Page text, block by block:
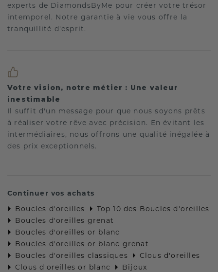
experts de DiamondsByMe pour créer votre trésor
intemporel. Notre garantie à vie vous offre la
tranquillité d'esprit.
Votre vision, notre métier : Une valeur
inestimable
Il suffit d'un message pour que nous soyons prêts
à réaliser votre rêve avec précision. En évitant les
intermédiaires, nous offrons une qualité inégalée à
des prix exceptionnels.
Continuer vos achats
Boucles d'oreilles
Top 10 des Boucles d'oreilles
Boucles d'oreilles grenat
Boucles d'oreilles or blanc
Boucles d'oreilles or blanc grenat
Boucles d'oreilles classiques
Clous d'oreilles
Clous d'oreilles or blanc
Bijoux